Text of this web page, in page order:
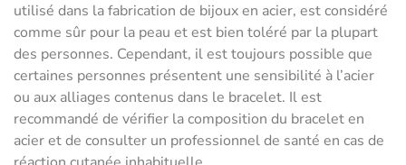
utilisé dans la fabrication de bijoux en acier, est considéré
comme sûr pour la peau et est bien toléré par la plupart
des personnes. Cependant, il est toujours possible que
certaines personnes présentent une sensibilité à l’acier
ou aux alliages contenus dans le bracelet. Il est
recommandé de vérifier la composition du bracelet en
acier et de consulter un professionnel de santé en cas de